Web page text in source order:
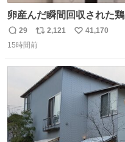
卵産んだ瞬間回収された鶏
返
信
29
リ
ポ
数
2,121
い
数
41,170
15時間前